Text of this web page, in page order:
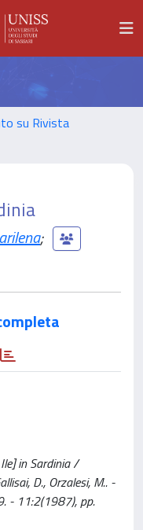
su Rivista
;
in Sardinia /
D., Orzalesi, M.. -
- 11:2(1987), pp.